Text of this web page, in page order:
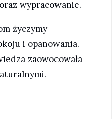
wypracowanie.
życzymy
i opanowania.
zaowocowała